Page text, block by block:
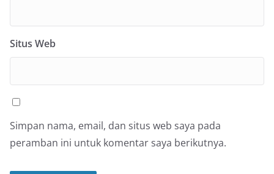
Situs Web
Simpan nama, email, dan situs web saya pada
peramban ini untuk komentar saya berikutnya.